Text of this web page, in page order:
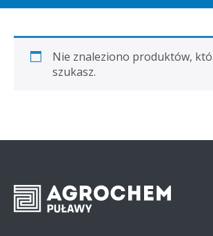
Nie znaleziono produktów,
szukasz.